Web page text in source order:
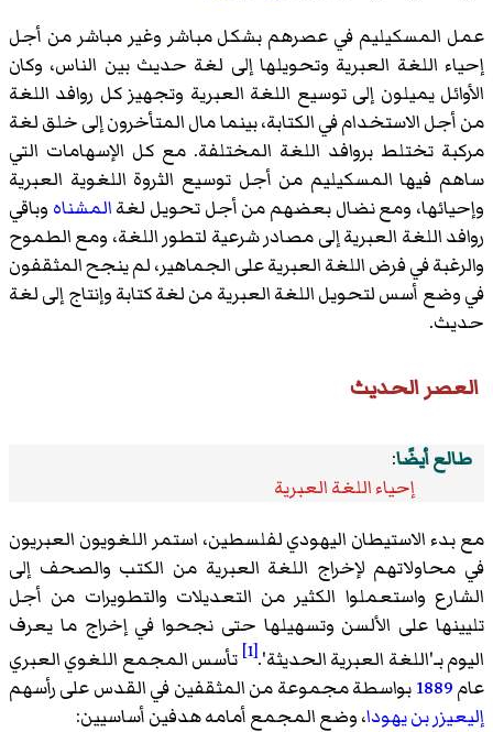
عمل المسكيليم في عصرهم بشكل مباشر وغير مباشر من أجل
إحياء اللغة العبرية وتحويلها إلى لغة حديث بين الناس، وكان
الأوائل يميلون إلى توسيع اللغة العبرية وتجهيز كل روافد اللغة
من أجل الاستخدام في الكتابة، بينما مال المتأخرون إلى خلق لغة
مركبة تختلط بروافد اللغة المختلفة. مع كل الإسهامات التي
ساهم فيها المسكيليم من أجل توسيع الثروة اللغوية العبرية
وإحيائها، ومع نضال بعضهم من أجل تحويل لغةالمشناه وباقي
روافد اللغة العبرية إلى مصادر شرعية لتطور اللغة، ومع الطموح
والرغبة في فرض اللغة العبرية على الجماهير، لم ينجح المثقفون
في وضع أسس لتحويل اللغة العبرية من لغة كتابة وإنتاج إلى لغة
حديث.
العصر الحديث
طالع أيضًا:
إحياء اللغة العبرية
مع بدء الاستيطان اليهودي لفلسطين، استمر اللغويون العبريون
في محاولاتهم لإخراج اللغة العبرية من الكتب والصحف إلى
الشارع واستعملوا الكثير من التعديلات والتطويرات من أجل
تليينها على الألسن وتسهيلها حتى نجحوا في إخراج ما يعرف
اليوم بـ'اللغة العبرية الحديثة'.[1]
تأسس المجمع اللغوي العبري
عام1889بواسطة مجموعة من المثقفين في القدس على رأسهم
إليعيزر بن يهودا، وضع المجمع أمامه هدفين أساسيين: